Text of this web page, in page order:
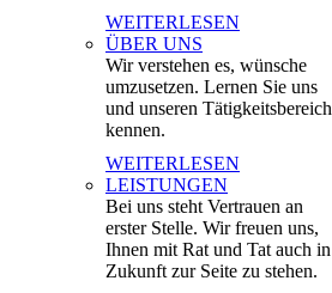
WEITERLESEN
ÜBER UNS
Wir verstehen es, wünsche
umzusetzen. Lernen Sie uns
und unseren Tätigkeitsbereich
kennen.
WEITERLESEN
LEISTUNGEN
Bei uns steht Vertrauen an
erster Stelle. Wir freuen uns,
Ihnen mit Rat und Tat auch in
Zukunft zur Seite zu stehen.